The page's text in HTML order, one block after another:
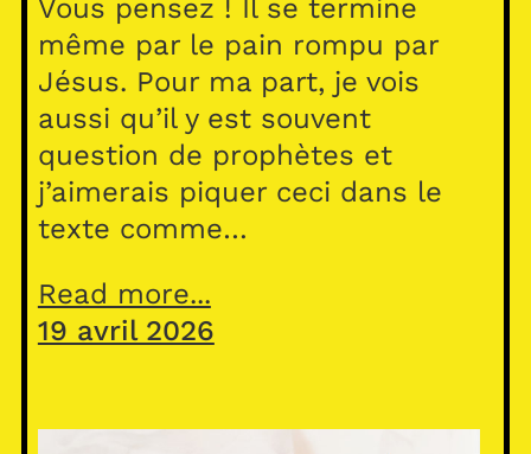
Vous pensez ! Il se termine
même par le pain rompu par
Jésus. Pour ma part, je vois
aussi qu’il y est souvent
question de prophètes et
j’aimerais piquer ceci dans le
texte comme…
Read more...
19 avril 2026